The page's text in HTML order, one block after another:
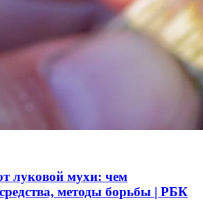
луковой мухи: чем
методы борьбы | РБК